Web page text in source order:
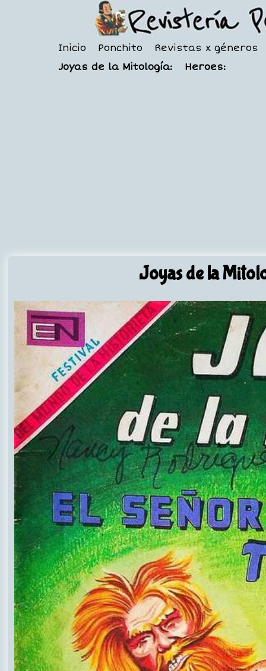
Inicio Ponchito
Revistas x géneros
Joyas de la Mitología:
Heroes:
Joyas de la